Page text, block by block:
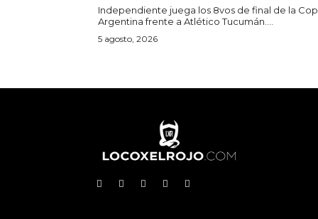
Independiente juega los 8vos de final de la
Argentina frente a Atlético Tucumán....
5 agosto, 2026